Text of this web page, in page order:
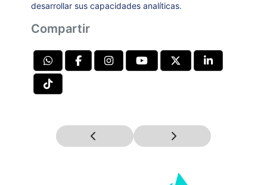
desarrollar sus capacidades analíticas.
Compartir